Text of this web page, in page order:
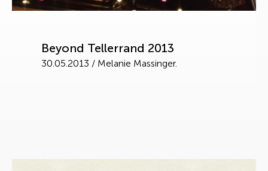
Beyond Tellerrand 2013
30.05.2013 / Melanie Massinger.